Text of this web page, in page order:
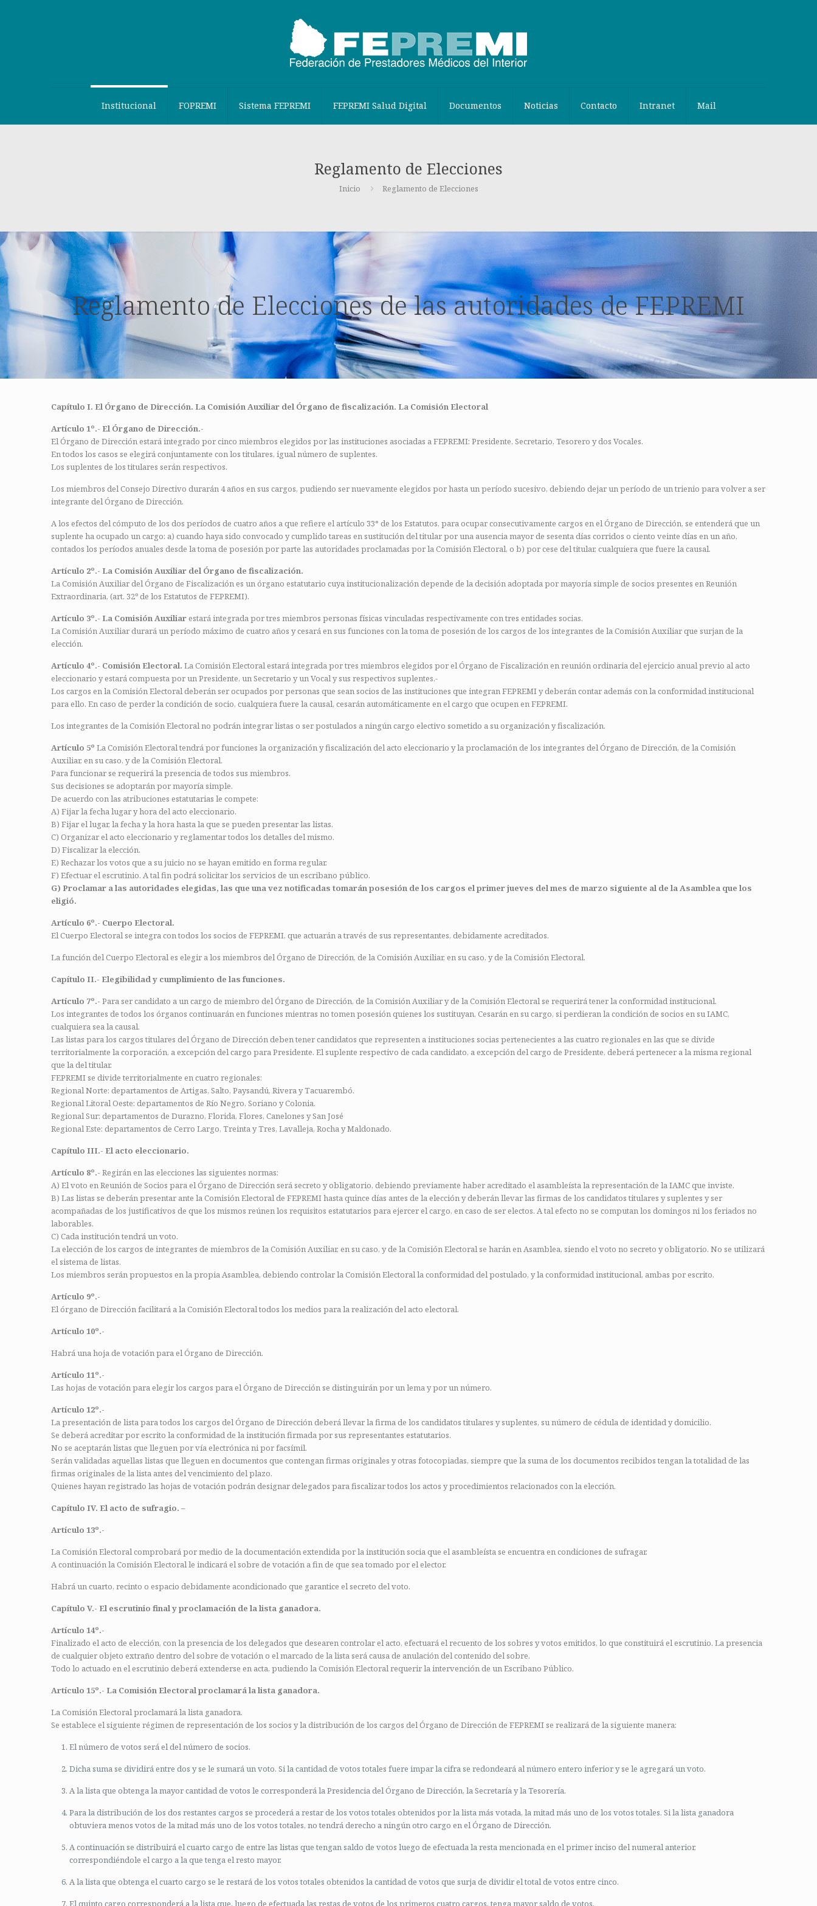
Institucional FOPREMI Sistema FEPREMI FEPREMI Salud Digital Documentos Noticias Contacto Intranet Mail
Reglamento de Elecciones
Inicio Reglamento de Elecciones
Reglamento de Elecciones de las autoridades de FEPREMI
Capítulo I. El Órgano de Dirección. La Comisión Auxiliar del Órgano de fiscalización. La Comisión Electoral
Artículo 1º.- El Órgano de Dirección.-
El Órgano de Dirección estará integrado por cinco miembros elegidos por las instituciones asociadas a FEPREMI: Presidente, Secretario, Tesorero y dos Vocales.
En todos los casos se elegirá conjuntamente con los titulares, igual número de suplentes.
Los suplentes de los titulares serán respectivos.
Los miembros del Consejo Directivo durarán 4 años en sus cargos, pudiendo ser nuevamente elegidos por hasta un período sucesivo, debiendo dejar un período de un trienio para volver a ser
integrante del Órgano de Dirección.
A los efectos del cómputo de los dos períodos de cuatro años a que refiere el artículo 33° de los Estatutos, para ocupar consecutivamente cargos en el Órgano de Dirección, se entenderá que un
suplente ha ocupado un cargo: a) cuando haya sido convocado y cumplido tareas en sustitución del titular por una ausencia mayor de sesenta días corridos o ciento veinte días en un año,
contados los períodos anuales desde la toma de posesión por parte las autoridades proclamadas por la Comisión Electoral, o b) por cese del titular, cualquiera que fuere la causal.
Artículo 2º.- La Comisión Auxiliar del Órgano de fiscalización.
La Comisión Auxiliar del Órgano de Fiscalización es un órgano estatutario cuya institucionalización depende de la decisión adoptada por mayoría simple de socios presentes en Reunión
Extraordinaria, (art. 32º de los Estatutos de FEPREMI).
Artículo 3º.- La Comisión Auxiliarestará integrada por tres miembros personas físicas vinculadas respectivamente con tres entidades socias.
La Comisión Auxiliar durará un período máximo de cuatro años y cesará en sus funciones con la toma de posesión de los cargos de los integrantes de la Comisión Auxiliar que surjan de la
elección.
Artículo 4º.- Comisión Electoral. La Comisión Electoral estará integrada por tres miembros elegidos por el Órgano de Fiscalización en reunión ordinaria del ejercicio anual previo al acto
eleccionario y estará compuesta por un Presidente, un Secretario y un Vocal y sus respectivos suplentes.-
Los cargos en la Comisión Electoral deberán ser ocupados por personas que sean socios de las instituciones que integran FEPREMI y deberán contar además con la conformidad institucional
para ello. En caso de perder la condición de socio, cualquiera fuere la causal, cesarán automáticamente en el cargo que ocupen en FEPREMI.
Los integrantes de la Comisión Electoral no podrán integrar listas o ser postulados a ningún cargo electivo sometido a su organización y fiscalización.
Artículo 5º La Comisión Electoral tendrá por funciones la organización y fiscalización del acto eleccionario y la proclamación de los integrantes del Órgano de Dirección, de la Comisión
Auxiliar, en su caso, y de la Comisión Electoral.
Para funcionar se requerirá la presencia de todos sus miembros.
Sus decisiones se adoptarán por mayoría simple.
De acuerdo con las atribuciones estatutarias le compete:
A) Fijar la fecha lugar y hora del acto eleccionario.
B) Fijar el lugar, la fecha y la hora hasta la que se pueden presentar las listas.
C) Organizar el acto eleccionario y reglamentar todos los detalles del mismo.
D) Fiscalizar la elección.
E) Rechazar los votos que a su juicio no se hayan emitido en forma regular.
F) Efectuar el escrutinio. A tal fin podrá solicitar los servicios de un escribano público.
G) Proclamar a las autoridades elegidas, las que una vez notificadas tomarán posesión de los cargos el primer jueves del mes de marzo siguiente al de la Asamblea que los
eligió.
Artículo 6º.- Cuerpo Electoral.
El Cuerpo Electoral se integra con todos los socios de FEPREMI, que actuarán a través de sus representantes, debidamente acreditados.
La función del Cuerpo Electoral es elegir a los miembros del Órgano de Dirección, de la Comisión Auxiliar, en su caso, y de la Comisión Electoral.
Capítulo II.- Elegibilidad y cumplimiento de las funciones.
Artículo 7º.- Para ser candidato a un cargo de miembro del Órgano de Dirección, de la Comisión Auxiliar y de la Comisión Electoral se requerirá tener la conformidad institucional.
Los integrantes de todos los órganos continuarán en funciones mientras no tomen posesión quienes los sustituyan. Cesarán en su cargo, si perdieran la condición de socios en su IAMC,
cualquiera sea la causal.
Las listas para los cargos titulares del Órgano de Dirección deben tener candidatos que representen a instituciones socias pertenecientes a las cuatro regionales en las que se divide
territorialmente la corporación, a excepción del cargo para Presidente. El suplente respectivo de cada candidato, a excepción del cargo de Presidente, deberá pertenecer a la misma regional
que la del titular.
FEPREMI se divide territorialmente en cuatro regionales:
Regional Norte: departamentos de Artigas, Salto, Paysandú, Rivera y Tacuarembó.
Regional Litoral Oeste: departamentos de Río Negro, Soriano y Colonia.
Regional Sur: departamentos de Durazno, Florida, Flores, Canelones y San José
Regional Este: departamentos de Cerro Largo, Treinta y Tres, Lavalleja, Rocha y Maldonado.
Capítulo III.- El acto eleccionario.
Artículo 8º.- Regirán en las elecciones las siguientes normas:
A) El voto en Reunión de Socios para el Órgano de Dirección será secreto y obligatorio, debiendo previamente haber acreditado el asambleísta la representación de la IAMC que inviste.
B) Las listas se deberán presentar ante la Comisión Electoral de FEPREMI hasta quince días antes de la elección y deberán llevar las firmas de los candidatos titulares y suplentes y ser
acompañadas de los justificativos de que los mismos reúnen los requisitos estatutarios para ejercer el cargo, en caso de ser electos. A tal efecto no se computan los domingos ni los feriados no
laborables.
C) Cada institución tendrá un voto.
La elección de los cargos de integrantes de miembros de la Comisión Auxiliar, en su caso, y de la Comisión Electoral se harán en Asamblea, siendo el voto no secreto y obligatorio. No se utilizará
el sistema de listas.
Los miembros serán propuestos en la propia Asamblea, debiendo controlar la Comisión Electoral la conformidad del postulado, y la conformidad institucional, ambas por escrito.
Artículo 9º.-
El órgano de Dirección facilitará a la Comisión Electoral todos los medios para la realización del acto electoral.
Artículo 10º.-
Habrá una hoja de votación para el Órgano de Dirección.
Artículo 11º.-
Las hojas de votación para elegir los cargos para el Órgano de Dirección se distinguirán por un lema y por un número.
Artículo 12º.-
La presentación de lista para todos los cargos del Órgano de Dirección deberá llevar la firma de los candidatos titulares y suplentes, su número de cédula de identidad y domicilio.
Se deberá acreditar por escrito la conformidad de la institución firmada por sus representantes estatutarios.
No se aceptarán listas que lleguen por vía electrónica ni por facsímil.
Serán validadas aquellas listas que lleguen en documentos que contengan firmas originales y otras fotocopiadas, siempre que la suma de los documentos recibidos tengan la totalidad de las
firmas originales de la lista antes del vencimiento del plazo.
Quienes hayan registrado las hojas de votación podrán designar delegados para fiscalizar todos los actos y procedimientos relacionados con la elección.
Capítulo IV. El acto de sufragio. –
Artículo 13º.-
La Comisión Electoral comprobará por medio de la documentación extendida por la institución socia que el asambleísta se encuentra en condiciones de sufragar.
A continuación la Comisión Electoral le indicará el sobre de votación a fin de que sea tomado por el elector.
Habrá un cuarto, recinto o espacio debidamente acondicionado que garantice el secreto del voto.
Capítulo V.- El escrutinio final y proclamación de la lista ganadora.
Artículo 14º.-
Finalizado el acto de elección, con la presencia de los delegados que desearen controlar el acto, efectuará el recuento de los sobres y votos emitidos, lo que constituirá el escrutinio. La presencia
de cualquier objeto extraño dentro del sobre de votación o el marcado de la lista será causa de anulación del contenido del sobre.
Todo lo actuado en el escrutinio deberá extenderse en acta, pudiendo la Comisión Electoral requerir la intervención de un Escribano Público.
Artículo 15º.- La Comisión Electoral proclamará la lista ganadora.
La Comisión Electoral proclamará la lista ganadora.
Se establece el siguiente régimen de representación de los socios y la distribución de los cargos del Órgano de Dirección de FEPREMI se realizará de la siguiente manera:
El número de votos será el del número de socios.
Dicha suma se dividirá entre dos y se le sumará un voto. Si la cantidad de votos totales fuere impar la cifra se redondeará al número entero inferior y se le agregará un voto.
A la lista que obtenga la mayor cantidad de votos le corresponderá la Presidencia del Órgano de Dirección, la Secretaría y la Tesorería.
Para la distribución de los dos restantes cargos se procederá a restar de los votos totales obtenidos por la lista más votada, la mitad más uno de los votos totales. Si la lista ganadora
obtuviera menos votos de la mitad más uno de los votos totales, no tendrá derecho a ningún otro cargo en el Órgano de Dirección.
A continuación se distribuirá el cuarto cargo de entre las listas que tengan saldo de votos luego de efectuada la resta mencionada en el primer inciso del numeral anterior,
correspondiéndole el cargo a la que tenga el resto mayor.
A la lista que obtenga el cuarto cargo se le restará de los votos totales obtenidos la cantidad de votos que surja de dividir el total de votos entre cinco.
El quinto cargo corresponderá a la lista que, luego de efectuada las restas de votos de los primeros cuatro cargos, tenga mayor saldo de votos.